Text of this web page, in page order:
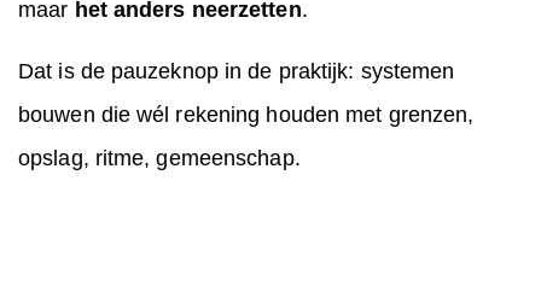
maar het anders neerzetten.
Dat is de pauzeknop in de praktijk: systemen
bouwen die wél rekening houden met grenzen,
opslag, ritme, gemeenschap.